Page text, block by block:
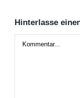
Hinterlasse